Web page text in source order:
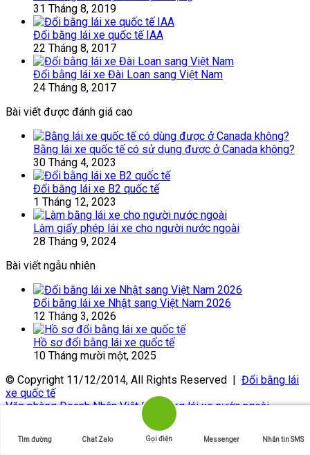
31 Tháng 8, 2019
Đổi bằng lái xe quốc tế IAA
22 Tháng 8, 2017
Đổi bằng lái xe Đài Loan sang Việt Nam
24 Tháng 8, 2017
Bài viết được đánh giá cao
Bằng lái xe quốc tế có sử dụng được ở Canada không?
30 Tháng 4, 2023
Đổi bằng lái xe B2 quốc tế
1 Tháng 12, 2023
Làm giấy phép lái xe cho người nước ngoài
28 Tháng 9, 2024
Bài viết ngẫu nhiên
Đổi bằng lái xe Nhật sang Việt Nam 2026
12 Tháng 3, 2026
Hồ sơ đổi bằng lái xe quốc tế
10 Tháng mười một, 2025
© Copyright 11/12/2014, All Rights Reserved | Đổi bằng lái
xe quốc tế
Văn phòng Doanh Nhân Việt Đổi bằng lái xe nước ngoài
X
Tìm đường Chat Zalo Gọi điện Messenger Nhắn tin SMS